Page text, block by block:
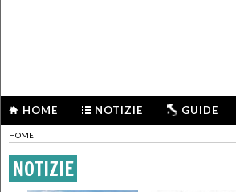
HOME NOTIZIE GUIDE
HOME
NOTIZIE